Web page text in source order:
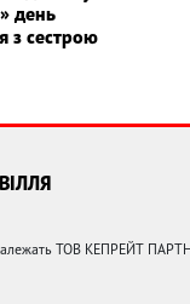
день
з сестрою
ТОВ КЕПРЕЙТ